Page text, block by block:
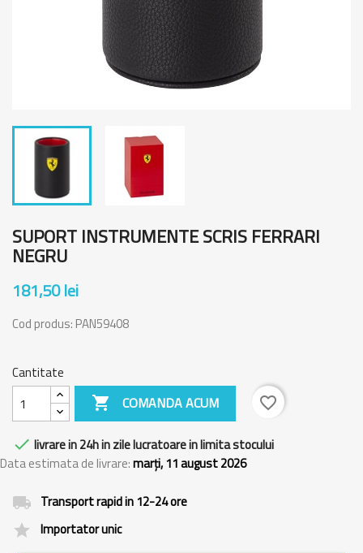
SUPORT INSTRUMENTE SCRIS FERRARI
NEGRU
181,50 lei
Cod produs: PAN59408
Cantitate
 COMANDA ACUM favorite_border
 livrare in 24h in zile lucratoare in limita stocului
Data estimata de livrare:marți, 11 august 2026
local_shipping Transport rapid in 12-24 ore
grade Importator unic